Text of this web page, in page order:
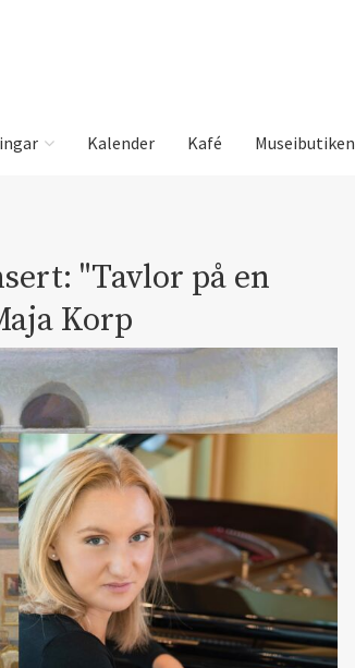
Kalender Kafé Museibutiken
"Tavlor på en
Korp